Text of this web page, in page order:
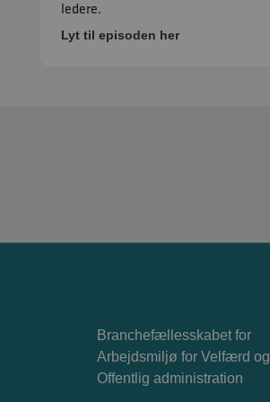
ledere.
Lyt til episoden her
Branchefællesskabet for
Arbejdsmiljø for Velfærd og
Offentlig administration